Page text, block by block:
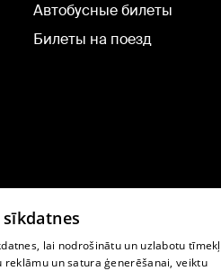
Автобусные билеты
Билеты на поезд
lai nodrošinātu un uzlabotu
un satura ģenerēšanai, veiktu